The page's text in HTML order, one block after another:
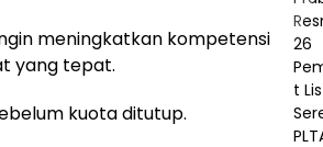
meningkatkan kompetensi
yang tepat.
kuota ditutup.